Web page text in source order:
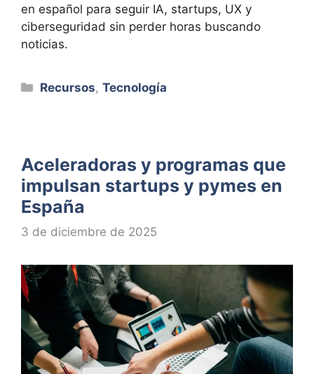
en español para seguir IA, startups, UX y
ciberseguridad sin perder horas buscando
noticias.
Categorías
Recursos,Tecnología
Aceleradoras y programas que
impulsan startups y pymes en
España
3 de diciembre de 2025